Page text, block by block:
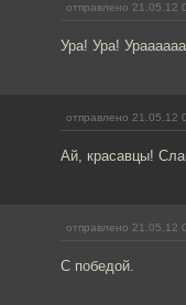
отправлено 21.05.12
Ура! Ура!
отправлено 21.05.12
Ай, красавцы!
отправлено 21.05.12
С победой.